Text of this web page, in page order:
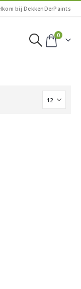
bij DekkenDerPaints
0